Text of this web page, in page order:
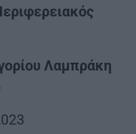
Λαμπράκη